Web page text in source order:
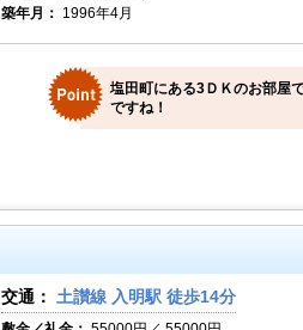
築年月： 1996年4月
塩田町にある3ＤＫのお部屋
ですね！
交通： 土讃線 入明駅 徒歩14分